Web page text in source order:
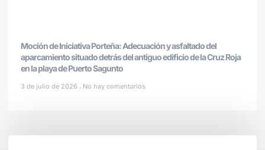
Moción de Iniciativa Porteña: Adecuación y asfaltado del
aparcamiento situado detrás del antiguo edificio de la Cruz Roja
en la playa de Puerto Sagunto
3 de julio de 2026 No hay comentarios